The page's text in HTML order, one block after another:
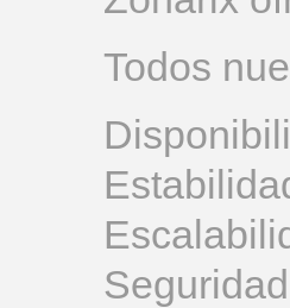
Todos
Seguridad